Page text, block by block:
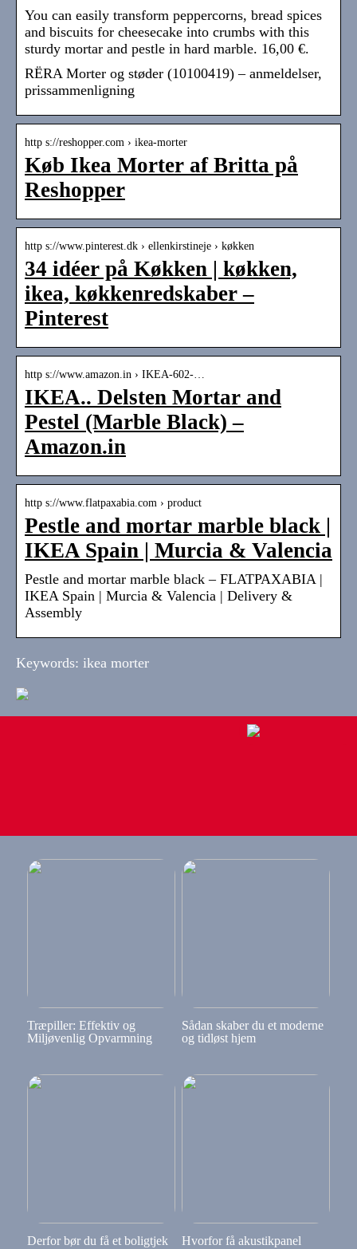
You can easily transform peppercorns, bread spices
and biscuits for cheesecake into crumbs with this
sturdy mortar and pestle in hard marble. 16,00 €.
RЁRA Morter og støder (10100419) – anmeldelser,
prissammenligning
http s://reshopper.com › ikea-morter
Køb Ikea Morter af Britta på
Reshopper
http s://www.pinterest.dk › ellenkirstineje › køkken
34 idéer på Køkken | køkken,
ikea, køkkenredskaber –
Pinterest
http s://www.amazon.in › IKEA-602-…
IKEA.. Delsten Mortar and
Pestel (Marble Black) –
Amazon.in
http s://www.flatpaxabia.com › product
Pestle and mortar marble black |
IKEA Spain | Murcia & Valencia
Pestle and mortar marble black – FLATPAXABIA |
IKEA Spain | Murcia & Valencia | Delivery &
Assembly
Keywords: ikea morter
Træpiller: Effektiv og
Miljøvenlig Opvarmning
Sådan skaber du et moderne
og tidløst hjem
Derfor bør du få et boligtjek
Hvorfor få akustikpanel